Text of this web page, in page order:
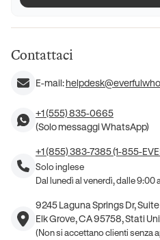
Contattaci
E-mail:
+1 (555) 835-0665
(Solo messaggi WhatsApp)
+1 (855) 383-7385 (1-855-
Solo inglese
Dal lunedì al venerdì, dalle 9:00
9245 Laguna Springs Dr,
Elk Grove, CA 95758, Stati
(Non si accettano clienti senza